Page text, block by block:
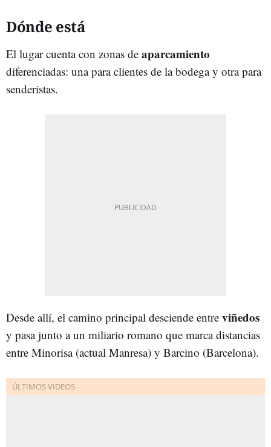
Dónde está
El lugar cuenta con zonas de aparcamiento
diferenciadas: una para clientes de la bodega y otra para
senderistas.
Desde allí, el camino principal desciende entre viñedos
y pasa junto a un miliario romano que marca distancias
entre Minorisa (actual Manresa) y Barcino (Barcelona).